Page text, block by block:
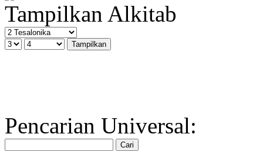
Tampilkan Alkitab
Pencarian Universal: